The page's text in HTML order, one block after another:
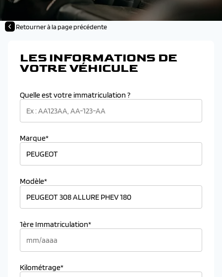
Retourner à la page précédente
LES INFORMATIONS DE
VOTRE VÉHICULE
Quelle est votre immatriculation ?
Marque*
Modèle*
1ère Immatriculation*
Kilométrage*